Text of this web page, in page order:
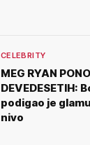
CELEBRITY
MEG RYAN
DEVEDESETIH:
podigao je
nivo